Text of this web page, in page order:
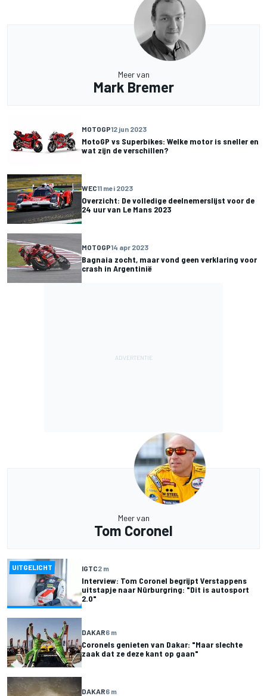
Meer van
Mark Bremer
MOTOGP12 jun 2023
MotoGP vs Superbikes: Welke motor is sneller en
wat zijn de verschillen?
WEC11 mei 2023
Overzicht: De volledige deelnemerslijst voor de
24 uur van Le Mans 2023
MOTOGP14 apr 2023
Bagnaia zocht, maar vond geen verklaring voor
crash in Argentinië
Meer van
Tom Coronel
UITGELICHT IGTC2 m
Interview: Tom Coronel begrijpt Verstappens
uitstapje naar Nürburgring: "Dit is autosport
2.0"
DAKAR6 m
Coronels genieten van Dakar: "Maar slechte
zaak dat ze deze kant op gaan"
DAKAR6 m